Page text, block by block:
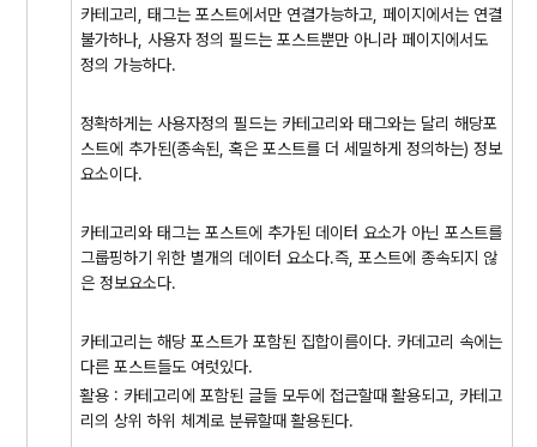
카테고리, 태그는 포스트에서만 연결가능하고, 페이지에서는 연결
불가하나, 사용자 정의 필드는 포스트뿐만 아니라 페이지에서도
정의 가능하다.
정확하게는 사용자정의 필드는 카테고리와 태그와는 달리 해당포
스트에 추가된(종속된, 혹은 포스트를 더 세밀하게 정의하는) 정보
요소이다.
카테고리와 태그는 포스트에 추가된 데이터 요소가 아닌 포스트를
그룹핑하기 위한 별개의 데이터 요소다.즉, 포스트에 종속되지 않
은 정보요소다.
카테고리는 해당 포스트가 포함된 집합이름이다. 카데고리 속에는
다른 포스트들도 여럿있다.
활용 : 카테고리에 포함된 글들 모두에 접근할때 활용되고, 카테고
리의 상위 하위 체계로 분류할때 활용된다.